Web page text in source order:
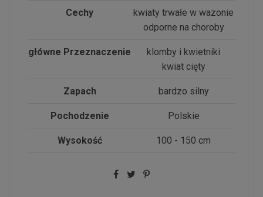
Cechy
kwiaty trwałe w wazonie
odporne na choroby
główne Przeznaczenie
klomby i kwietniki
kwiat cięty
Zapach bardzo silny
Pochodzenie Polskie
Wysokość 100 - 150 cm